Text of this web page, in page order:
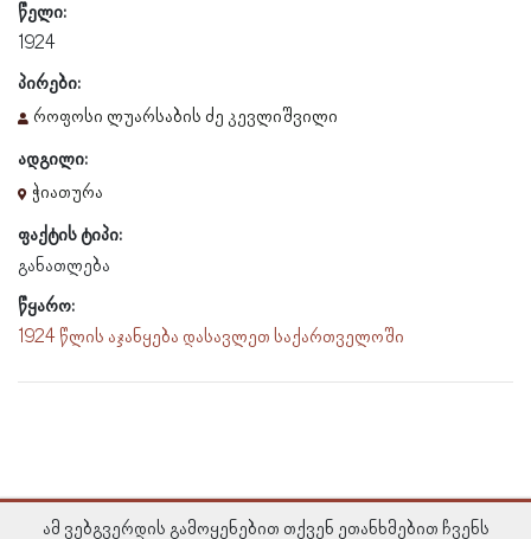
წელი:
1924
პირები:
როფოსი ლუარსაბის ძე კევლიშვილი
ადგილი:
ჭიათურა
ფაქტის ტიპი:
განათლება
წყარო:
1924 წლის აჯანყება დასავლეთ საქართველოში
ამ ვებგვერდის გამოყენებით თქვენ ეთანხმებით ჩვენს